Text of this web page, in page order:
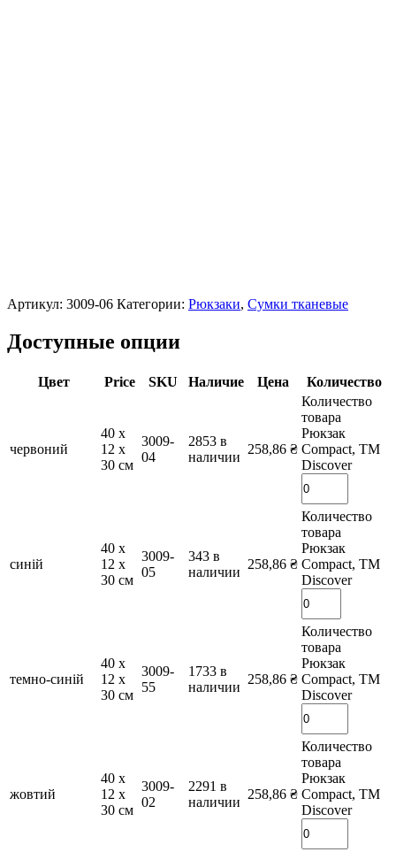
Артикул: 3009-06 Категории: Рюкзаки, Сумки тканевые
Доступные опции
Цвет Price SKU Наличие Цена Количество
червоний
40 х
12 х
30 см
3009-
04
2853 в
наличии
258,86 ₴
Количество
товара
Рюкзак
Compact, TM
Discover
синій
40 х
12 х
30 см
3009-
05
343 в
наличии
258,86 ₴
Количество
товара
Рюкзак
Compact, TM
Discover
темно-синій
40 х
12 х
30 см
3009-
55
1733 в
наличии
258,86 ₴
Количество
товара
Рюкзак
Compact, TM
Discover
жовтий
40 х
12 х
30 см
3009-
02
2291 в
наличии
258,86 ₴
Количество
товара
Рюкзак
Compact, TM
Discover